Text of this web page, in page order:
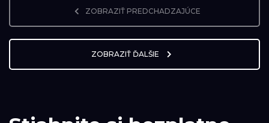
ZOBRAZIŤ PREDCHADZAJÚCE
ZOBRAZIŤ ĎALŠIE